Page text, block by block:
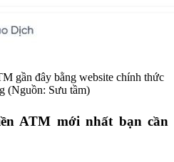
gần đây bằng website chính thức
(Nguồn: Sưu tầm)
ATM mới nhất bạn cần